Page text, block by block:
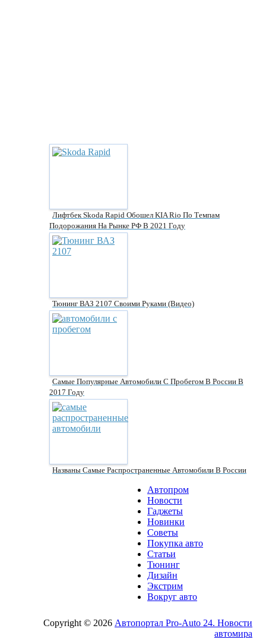
Лифтбек Skoda Rapid Обошел KIA Rio По Темпам
Подорожания На Рынке РФ В 2021 Году
Тюнинг ВАЗ 2107 Своими Руками (видео)
Самые Популярные Автомобили С Пробегом В России В
2017 Году
Названы Самые Распространенные Автомобили В России
Автопром
Новости
Гаджеты
Новинки
Советы
Покупка авто
Статьи
Тюнинг
Дизайн
Экстрим
Вокруг авто
Copyright © 2026 Автопортал Pro-Auto 24. Новости
автомира